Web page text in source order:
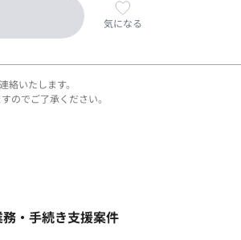
気になる
いたします。
のでご了承ください。
・手続き支援案件